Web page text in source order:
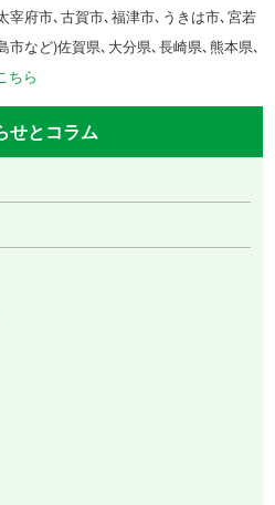
宰府市､古賀市､福津市､うきは市､宮若
など)佐賀県､大分県､長崎県､熊本県､
ちら
せとコラム